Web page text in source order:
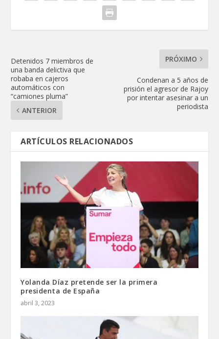
Detenidos 7 miembros de
una banda delictiva que
robaba en cajeros
automáticos con
“camiones pluma”
ANTERIOR
PRÓXIMO
Condenan a 5 años de
prisión el agresor de Rajoy
por intentar asesinar a un
periodista
ARTÍCULOS RELACIONADOS
Yolanda Díaz pretende ser la primera
presidenta de España
abril 3, 2023